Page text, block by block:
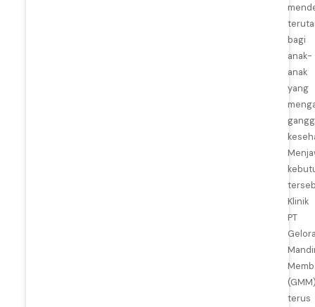
bagi
anak-
anak
yang
Klinik
PT
terus